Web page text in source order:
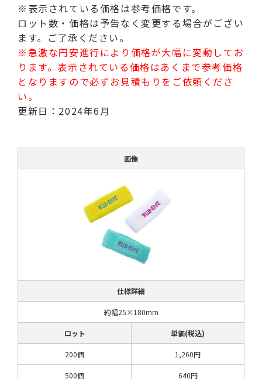
※表示されている価格は参考価格です。
ロット数・価格は予告なく変更する場合がござい
ます。ご了承ください。
※急激な円安進行により価格が大幅に変動してお
ります。表示されている価格はあくまで参考価格
となりますので必ずお見積もりをご依頼くださ
い。
更新日：2024年6月
画像
仕様詳細
約幅25×180mm
ロット 単価(税込)
200個 1,260円
500個 640円